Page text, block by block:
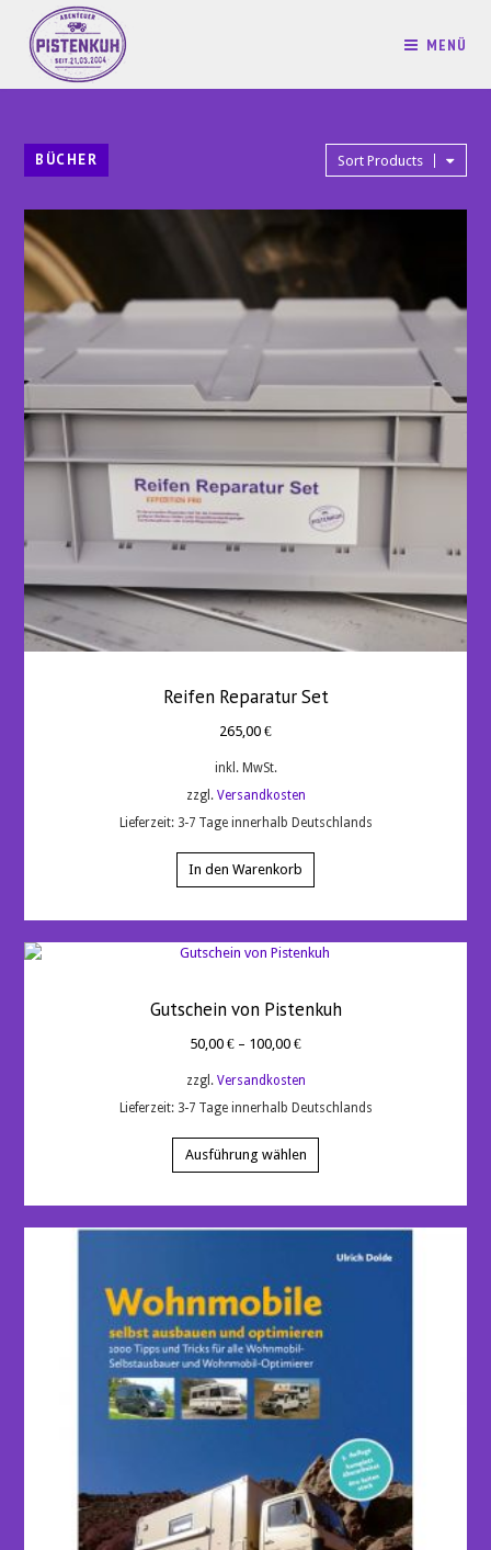
MENÜ
BÜCHER Sort Products
Reifen Reparatur Set
265,00 €
inkl. MwSt.
zzgl. Versandkosten
Lieferzeit: 3-7 Tage innerhalb Deutschlands
In den Warenkorb
Gutschein von Pistenkuh
50,00 € – 100,00 €
zzgl. Versandkosten
Lieferzeit: 3-7 Tage innerhalb Deutschlands
Ausführung wählen
weist
Die
können
auf
gewählt
werden